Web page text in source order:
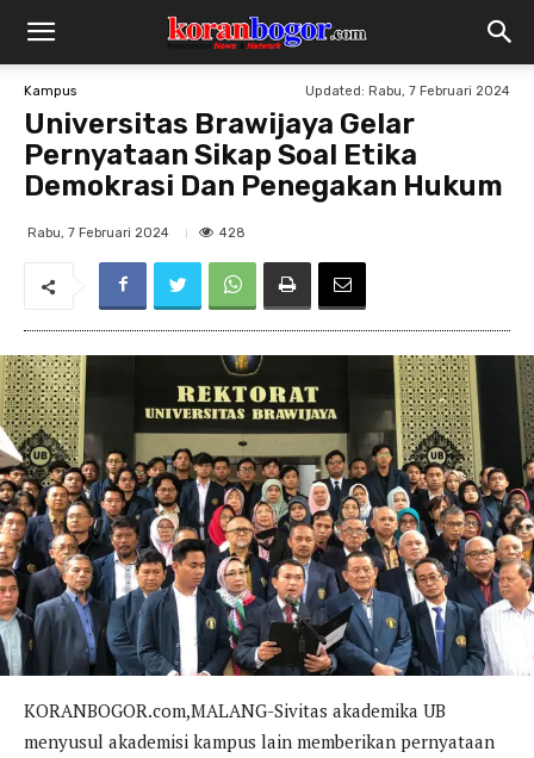
Kampus Updated: Rabu, 7 Februari 2024
Universitas Brawijaya Gelar
Pernyataan Sikap Soal Etika
Demokrasi Dan Penegakan Hukum
Rabu, 7 Februari 2024 428
KORANBOGOR.com,MALANG-Sivitas akademika UB
menyusul akademisi kampus lain memberikan pernyataan